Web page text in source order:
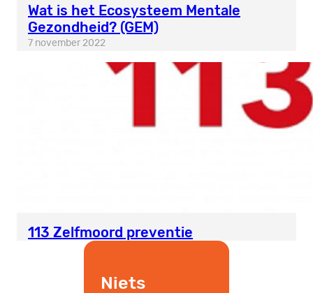
Wat is het Ecosysteem Mentale
Gezondheid? (GEM)
7 november 2022
113 Zelfmoord preventie
Niets